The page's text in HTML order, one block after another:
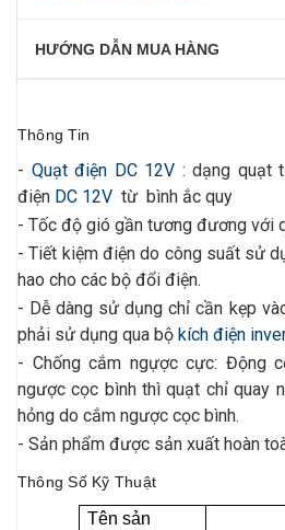
HƯỚNG DẪN MUA HÀNG
Thông Tin
- Quạt điện DC 12V : dạng quạt
điện DC 12V từ bình ắc quy
- Tốc độ gió gần tương đương với
- Tiết kiệm điện do công suất sử
hao cho các bộ đổi điện.
- Dễ dàng sử dụng chỉ cần kẹp
phải sử dụng qua bộ kích điện
- Chống cắm ngựợc cực: Động
ngược cọc bình thì quạt chỉ quay
hỏng do cắm ngược cọc bình.
- Sản phẩm được sản xuất hoàn
Thông Số Kỹ Thuật
Tên sản